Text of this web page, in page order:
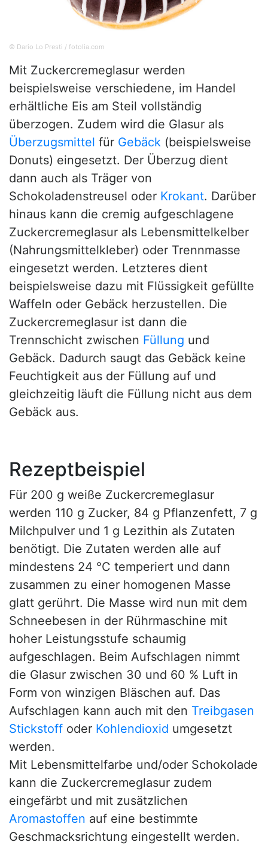
© Dario Lo Presti / fotolia.com
Mit Zuckercremeglasur werden
beispielsweise verschiedene, im Handel
erhältliche Eis am Steil vollständig
überzogen. Zudem wird die Glasur als
Überzugsmittel für Gebäck (beispielsweise
Donuts) eingesetzt. Der Überzug dient
dann auch als Träger von
Schokoladenstreusel oder Krokant. Darüber
hinaus kann die cremig aufgeschlagene
Zuckercremeglasur als Lebensmittelkelber
(Nahrungsmittelkleber) oder Trennmasse
eingesetzt werden. Letzteres dient
beispielsweise dazu mit Flüssigkeit gefüllte
Waffeln oder Gebäck herzustellen. Die
Zuckercremeglasur ist dann die
Trennschicht zwischen Füllung und
Gebäck. Dadurch saugt das Gebäck keine
Feuchtigkeit aus der Füllung auf und
gleichzeitig läuft die Füllung nicht aus dem
Gebäck aus.
Rezeptbeispiel
Für 200 g weiße Zuckercremeglasur
werden 110 g Zucker, 84 g Pflanzenfett, 7 g
Milchpulver und 1 g Lezithin als Zutaten
benötigt. Die Zutaten werden alle auf
mindestens 24 °C temperiert und dann
zusammen zu einer homogenen Masse
glatt gerührt. Die Masse wird nun mit dem
Schneebesen in der Rührmaschine mit
hoher Leistungsstufe schaumig
aufgeschlagen. Beim Aufschlagen nimmt
die Glasur zwischen 30 und 60 % Luft in
Form von winzigen Bläschen auf. Das
Aufschlagen kann auch mit den Treibgasen
Stickstoff oder Kohlendioxid umgesetzt
werden.
Mit Lebensmittelfarbe und/oder Schokolade
kann die Zuckercremeglasur zudem
eingefärbt und mit zusätzlichen
Aromastoffen auf eine bestimmte
Geschmacksrichtung eingestellt werden.